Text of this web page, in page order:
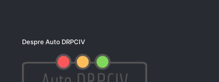
Despre Auto DRPCIV